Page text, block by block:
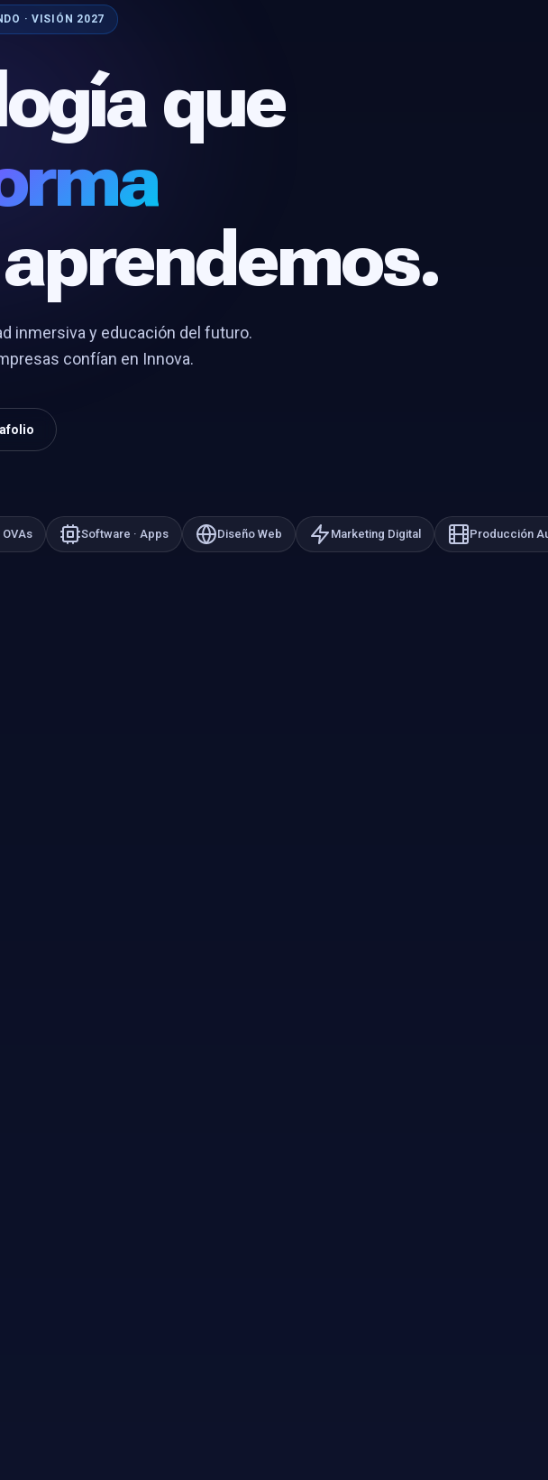
· VISIÓN 2027
que
inmersiva y educación del futuro.
confían en Innova.
OVAs Software · Apps Diseño Web Marketing Digital Producción